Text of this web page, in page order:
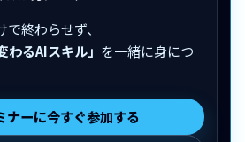
終わらせず、
わるAIスキル」 を一緒に身につ
ナーに今すぐ参加する